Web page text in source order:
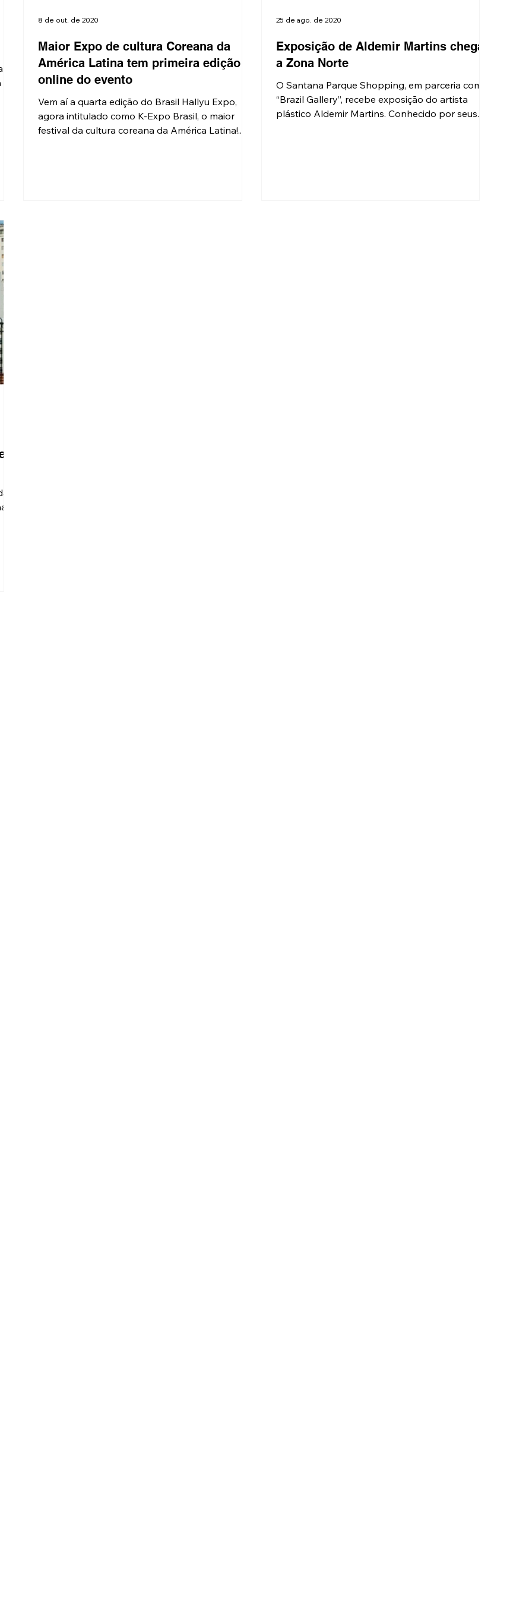
Maior Expo de cultura Coreana da
América Latina tem primeira edição
online do evento
Vem aí a quarta edição do Brasil Hallyu Expo,
agora intitulado como K-Expo Brasil, o maior
festival da cultura coreana da América Latina!...
8 de out. de 2020
Exposição de Aldemir Martins chega
a Zona Norte
O Santana Parque Shopping, em parceria com a
“Brazil Gallery”, recebe exposição do artista
plástico Aldemir Martins. Conhecido por seus...
25 de ago. de 2020